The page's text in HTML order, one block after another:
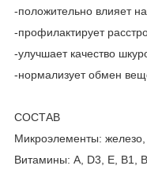
-положительно влияет
-профилактирует
-улучшает качество
-нормализует обмен
СОСТАВ
Микроэлементы: железо,
Витамины: А, D3, Е, В1,